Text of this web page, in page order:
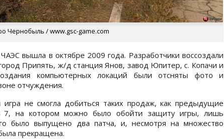
Чернобыль / www.gsc-game.com
вышла в октябре 2009 года. Разработчики воссоздали
Припять, ж/д станция Янов, завод Юпитер, с. Копачи и
компьютерных локаций были отсняты фото и
отчуждения.
не смогла добиться таких продаж, как предыдущие
7, на котором можно было обойти защиту игры, лишь
было выпущено два патча, и, несмотря на множество
прекращена.